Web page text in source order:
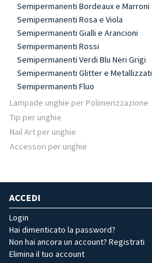
Semipermanenti Bordeaux e Marroni
Semipermanenti Rosa e Viola
Semipermanenti Gialli e Arancioni
Semipermanenti Rossi
Semipermanenti Verdi Blu Neri Grigi
Semipermanenti Glitter e Metallizzati
Semipermanenti Fluo
Lampade unghie per Polimerizzazione
Tip per unghie
Nail Art per unghie
Accessori per unghie
ACCEDI
Login
Hai dimenticato la password?
Non hai ancora un account? Registrati
Elimina il tuo account